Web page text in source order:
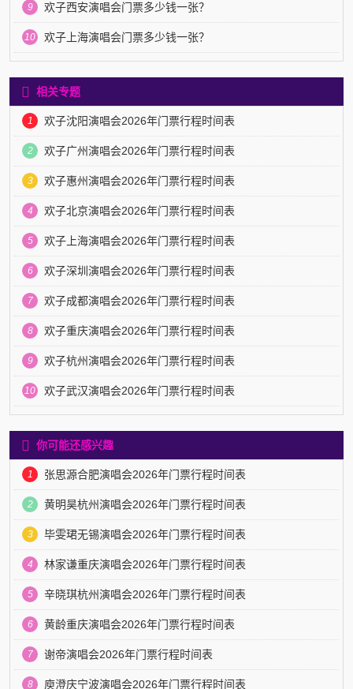
9 欢子西安演唱会门票多少钱一张？
10 欢子上海演唱会门票多少钱一张？
相关专题
1 欢子沈阳演唱会2026年门票行程时间表
2 欢子广州演唱会2026年门票行程时间表
3 欢子惠州演唱会2026年门票行程时间表
4 欢子北京演唱会2026年门票行程时间表
5 欢子上海演唱会2026年门票行程时间表
6 欢子深圳演唱会2026年门票行程时间表
7 欢子成都演唱会2026年门票行程时间表
8 欢子重庆演唱会2026年门票行程时间表
9 欢子杭州演唱会2026年门票行程时间表
10 欢子武汉演唱会2026年门票行程时间表
你可能还感兴趣
1 张思源合肥演唱会2026年门票行程时间表
2 黄明昊杭州演唱会2026年门票行程时间表
3 毕雯珺无锡演唱会2026年门票行程时间表
4 林家谦重庆演唱会2026年门票行程时间表
5 辛晓琪杭州演唱会2026年门票行程时间表
6 黄龄重庆演唱会2026年门票行程时间表
7 谢帝演唱会2026年门票行程时间表
8 庾澄庆宁波演唱会2026年门票行程时间表